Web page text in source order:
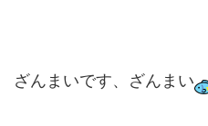
ざんまいです、ざんまい